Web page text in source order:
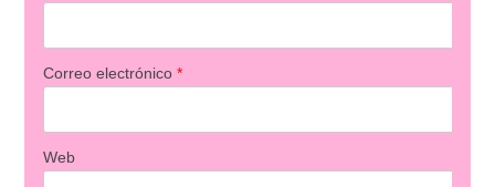
Correo electrónico *
Web